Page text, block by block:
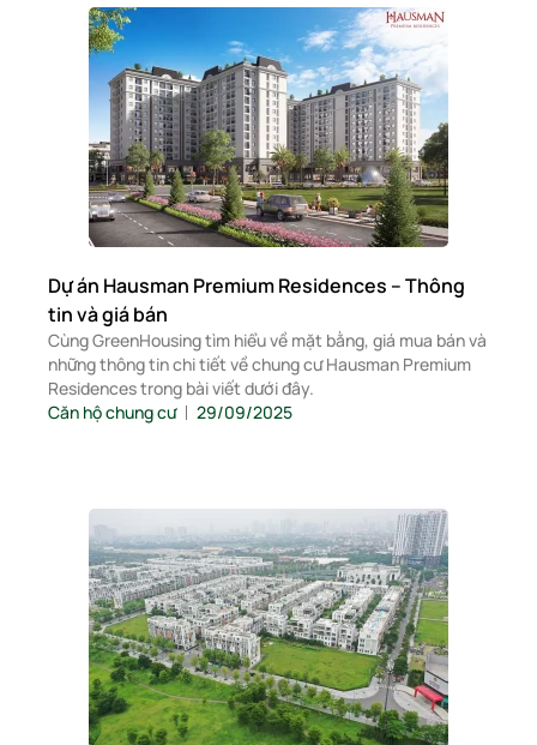
Dự án Hausman Premium Residences – Thông
tin và giá bán
Cùng GreenHousing tìm hiểu về mặt bằng, giá mua bán và
những thông tin chi tiết về chung cư Hausman Premium
Residences trong bài viết dưới đây.
Căn hộ chung cư
29/09/2025